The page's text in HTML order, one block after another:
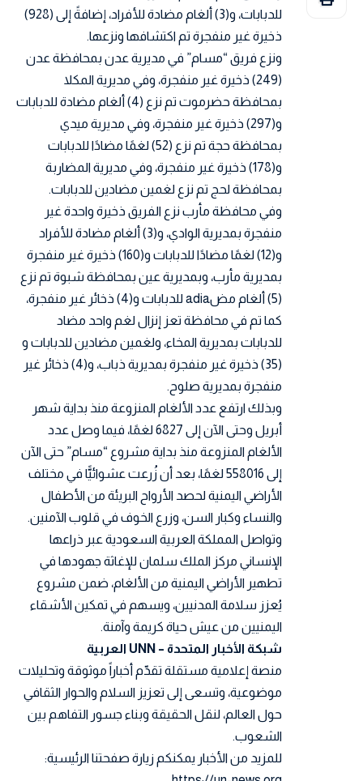
للدبابات، و(3) ألغام مضادة للأفراد، إضافةً إلى (928)
ذخيرة غير منفجرة تم اكتشافها ونزعها.
ونزع فريق “مسام” في مديرية عدن بمحافظة عدن
(249) ذخيرة غير منفجرة، وفي مديرية المكلا
بمحافظة حضرموت تم نزع (4) ألغام مضادة للدبابات
و(297) ذخيرة غير منفجرة، وفي مديرية ميدي
بمحافظة حجة تم نزع (52) لغمًا مضادًا للدبابات
و(178) ذخيرة غير منفجرة، وفي مديرية المضاربة
بمحافظة لحج تم نزع لغمين مضادين للدبابات.
وفي محافظة مأرب نزع الفريق ذخيرة واحدة غير
منفجرة بمديرية الوادي، و(3) ألغام مضادة للأفراد
و(12) لغمًا مضادًا للدبابات و(160) ذخيرة غير منفجرة
بمديرية مأرب، وبمديرية عين بمحافظة شبوة تم نزع
(5) ألغام مضadia للدبابات و(4) ذخائر غير منفجرة،
كما تم في محافظة تعز إنزال لغم واحد مضاد
للدبابات بمديرية المخاء، ولغمين مضادين للدبابات و
(35) ذخيرة غير منفجرة بمديرية ذباب، و(4) ذخائر غير
منفجرة بمديرية صلوح.
وبذلك ارتفع عدد الألغام المنزوعة منذ بداية شهر
أبريل وحتى الآن إلى 6827 لغمًا، فيما وصل عدد
الألغام المنزوعة منذ بداية مشروع “مسام” حتى الآن
إلى 558016 لغمًا، بعد أن زُرعت عشوائيًّا في مختلف
الأراضي اليمنية لحصد الأرواح البريئة من الأطفال
والنساء وكبار السن، وزرع الخوف في قلوب الآمنين.
وتواصل المملكة العربية السعودية عبر ذراعها
الإنساني مركز الملك سلمان للإغاثة جهودها في
تطهير الأراضي اليمنية من الألغام، ضمن مشروع
يُعزز سلامة المدنيين، ويسهم في تمكين الأشقاء
اليمنيين من عيش حياة كريمة وآمنة.
شبكة الأخبار المتحدة – UNN العربية
منصة إعلامية مستقلة تقدّم أخباراً موثوقة وتحليلات
موضوعية، وتسعى إلى تعزيز السلام والحوار الثقافي
حول العالم، لنقل الحقيقة وبناء جسور التفاهم بين
الشعوب.
للمزيد من الأخبار يمكنكم زيارة صفحتنا الرئيسية: